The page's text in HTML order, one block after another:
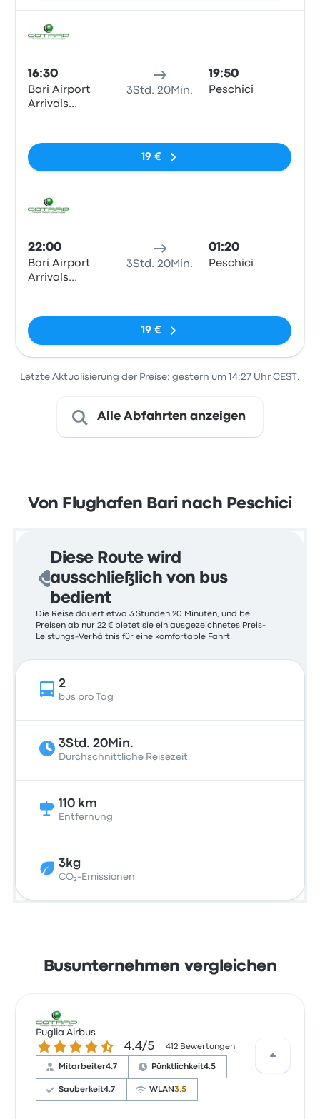
16:30
Bari Airport
Arrivals
3Std. 20Min.
19:50
Peschici
19 €
22:00
Bari Airport
Arrivals
3Std. 20Min.
01:20
Peschici
19 €
Letzte Aktualisierung der Preise: gestern um 14:27 Uhr CEST.
Alle Abfahrten anzeigen
Von Flughafen Bari nach Peschici
Diese Route wird
ausschließlich von bus
bedient
Die Reise dauert etwa 3 Stunden 20 Minuten, und bei
Preisen ab nur 22 € bietet sie ein ausgezeichnetes Preis-
Leistungs-Verhältnis für eine komfortable Fahrt.
2
bus pro Tag
3Std. 20Min.
Durchschnittliche Reisezeit
110 km
Entfernung
3kg
CO₂-Emissionen
Busunternehmen vergleichen
Puglia Airbus
4.4 von 5 Sternen4.4/5 412 Bewertungen
Mitarbeiter4.7 Pünktlichkeit4.5
Sauberkeit4.7 WLAN3.5